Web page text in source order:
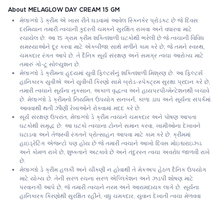
About MELAGLOW DAY CREAM 15 GM
મેલાગ્લો ડે ક્રીમ એ ખાસ રીતે ઘડવામાં આવેલ સ્કિનકેર પ્રોડક્ટ છે જે દિવસ
દરમિયાન તમારી ત્વચાની કુદરતી ચમકને સુરક્ષિત રાખવા અને વધારવા માટે
રચાયેલ છે. આ 15 ગ્રામ ક્રીમ શક્તિશાળી ઘટકોથી ભરેલી છે જે ત્વચાની વિવિધ
સમસ્યાઓને દૂર કરવા માટે એકબીજા સાથે મળીને કામ કરે છે, જે તમને સ્વસ્થ,
ચમકદાર રંગત આપે છે. તે દૈનિક સૂર્ય સંરક્ષણ અને સમગ્ર ત્વચા આરોગ્ય માટે
તમારું ગો-ટૂ સોલ્યુશન છે.
મેલાગ્લો ડે ક્રીમના હૃદયમાં યુવી ફિલ્ટર્સનું શક્તિશાળી મિશ્રણ છે. આ ફિલ્ટર્સ
હાનિકારક યુવીએ અને યુવીબી કિરણો સામે બ્રોડ-સ્પેક્ટ્રમ સુરક્ષા પ્રદાન કરે છે,
તમારી ત્વચાને સૂર્યના નુકસાન, અકાળ વૃદ્ધત્વ અને હાયપરપીગ્મેન્ટેશનથી બચાવે
છે. મેલાગ્લો ડે ક્રીમનો નિયમિત ઉપયોગ સનબર્ન, કાળા ડાઘ અને સૂર્યના સંપર્કમાં
આવવાથી થતી ઝીણી રેખાઓને રોકવામાં મદદ કરે છે.
સૂર્ય સંરક્ષણ ઉપરાંત, મેલાગ્લો ડે ક્રીમ ત્વચાને ચમકદાર અને પોષણ આપતા
ઘટકોથી સમૃદ્ધ છે. આ ઘટકો ત્વચાના ટોનને સમાન કરવા, ખામીઓના દેખાવને
ઘટાડવા અને તેજસ્વી રંગતને પ્રોત્સાહન આપવા માટે કામ કરે છે. ક્રીમમાં
હાઇડ્રેટિંગ એજન્ટો પણ હોય છે જે તમારી ત્વચાને આખો દિવસ મોઇશ્ચરાઇઝ્ડ
અને કોમળ રાખે છે, શુષ્કતાને અટકાવે છે અને તંદુરસ્ત ત્વચા અવરોધ જાળવી રાખે
છે.
મેલાગ્લો ડે ક્રીમ હલકી અને ચીકણી ન હોવાથી તે મેકઅપ હેઠળ દૈનિક ઉપયોગ
માટે યોગ્ય છે. તેની સરળ રચના સરળ એપ્લિકેશન અને ઝડપી શોષણ માટે
પરવાનગી આપે છે, જે તમારી ત્વચાને નરમ અને આરામદાયક લાગે છે. સૂર્યના
હાનિકારક કિરણોથી સુરક્ષિત રહીને, વધુ ચમકદાર, યુવાન દેખાતી ત્વચા મેળવવા